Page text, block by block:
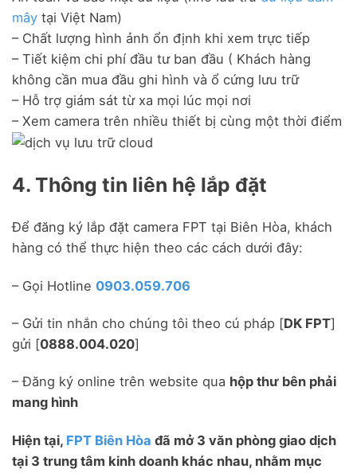
mây tại Việt Nam)
– Chất lượng hình ảnh ổn định khi xem trực tiếp
– Tiết kiệm chi phí đầu tư ban đầu ( Khách hàng
không cần mua đầu ghi hình và ổ cứng lưu trữ
– Hỗ trợ giám sát từ xa mọi lúc mọi nơi
– Xem camera trên nhiều thiết bị cùng một thời điểm
4. Thông tin liên hệ lắp đặt
Để đăng ký lắp đặt camera FPT tại Biên Hòa, khách
hàng có thể thực hiện theo các cách dưới đây:
– Gọi Hotline 0903.059.706
– Gửi tin nhắn cho chúng tôi theo cú pháp [DK FPT]
gửi [0888.004.020]
– Đăng ký online trên website qua hộp thư bên phải
mang hình
Hiện tại, FPT Biên Hòa đã mở 3 văn phòng giao dịch
tại 3 trung tâm kinh doanh khác nhau, nhằm mục